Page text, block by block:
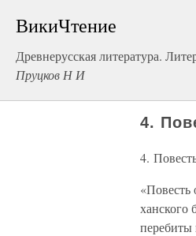
ВикиЧтение
Древнерусская литература.
Пруцков Н И
4.
4.
«Повесть
ханского
перебиты